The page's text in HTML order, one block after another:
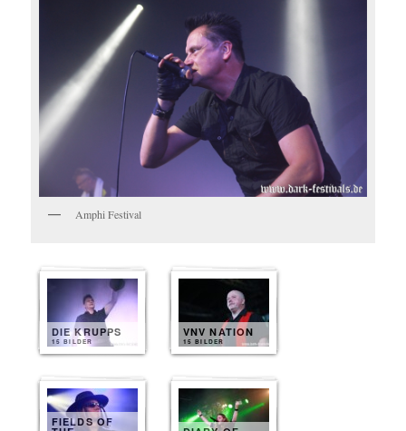
Amphi Festival
DIE KRUPPS
15 BILDER
VNV NATION
15 BILDER
FIELDS OF